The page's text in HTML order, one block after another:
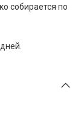
собирается по